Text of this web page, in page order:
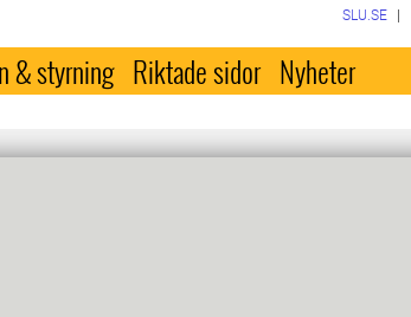
SLU.SE
& styrning Riktade sidor Nyheter